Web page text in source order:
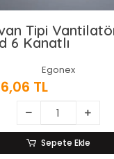
WS-
Su Sebili - Gizli
Ekran
Egonex
TL
Sepete Ekle